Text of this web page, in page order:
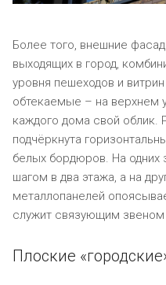
Более того, внешние
выходящих в город,
уровня пешеходов и
обтекаемые – на верхнем
каждого дома свой облик.
подчёркнута
белых бордюров. На одних
шагом в два этажа, а на
металлопанелей
служит связующим звеном
Плоские